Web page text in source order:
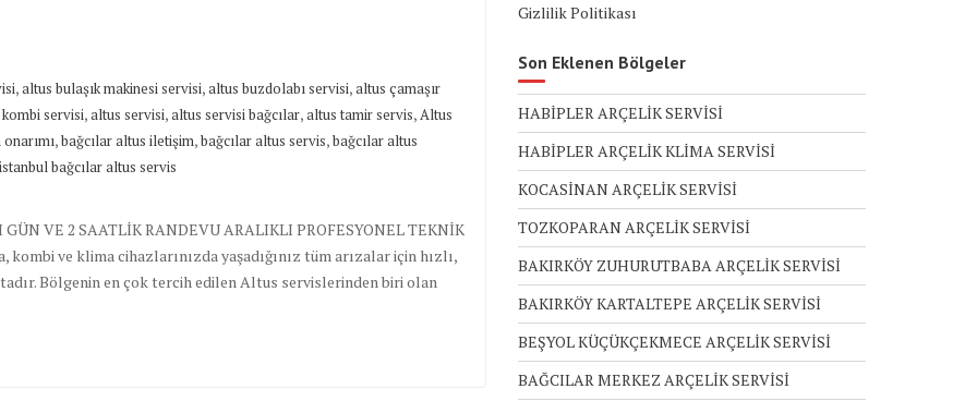
,altus bulaşık makinesi servisi,altus buzdolabı servisi,altus çamaşır
servisi,altus servisi,altus servisi bağcılar,altus tamir servis,Altus
,bağcılar altus iletişim,bağcılar altus servis,bağcılar altus
istanbul bağcılar altus servis
VE 2 SAATLİK RANDEVU ARALIKLI PROFESYONEL TEKNİK
ve klima cihazlarınızda yaşadığınız tüm arızalar için hızlı,
Bölgenin en çok tercih edilen Altus servislerinden biri olan
Gizlilik Politikası
Son Eklenen Bölgeler
HABİPLER ARÇELİK SERVİSİ
HABİPLER ARÇELİK KLİMA SERVİSİ
KOCASİNAN ARÇELİK SERVİSİ
TOZKOPARAN ARÇELİK SERVİSİ
BAKIRKÖY ZUHURUTBABA ARÇELİK SERVİSİ
BAKIRKÖY KARTALTEPE ARÇELİK SERVİSİ
BEŞYOL KÜÇÜKÇEKMECE ARÇELİK SERVİSİ
BAĞCILAR MERKEZ ARÇELİK SERVİSİ